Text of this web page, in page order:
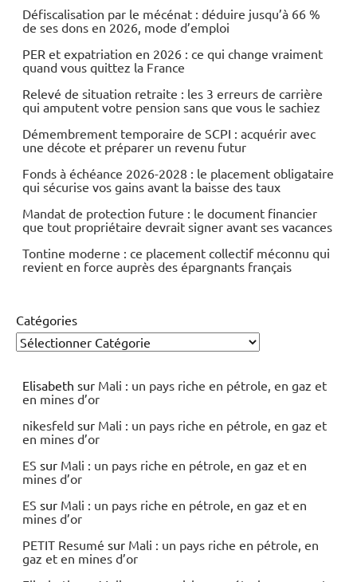
Energies
premières
Défiscalisation par le mécénat : déduire jusqu’à 66 %
de ses dons en 2026, mode d’emploi
PER et expatriation en 2026 : ce qui change vraiment
quand vous quittez la France
Relevé de situation retraite : les 3 erreurs de carrière
qui amputent votre pension sans que vous le sachiez
Démembrement temporaire de SCPI : acquérir avec
une décote et préparer un revenu futur
Fonds à échéance 2026-2028 : le placement obligataire
qui sécurise vos gains avant la baisse des taux
Mandat de protection future : le document financier
que tout propriétaire devrait signer avant ses vacances
Tontine moderne : ce placement collectif méconnu qui
revient en force auprès des épargnants français
Catégories
Elisabeth sur Mali : un pays riche en pétrole, en gaz et
en mines d’or
nikesfeld sur Mali : un pays riche en pétrole, en gaz et
en mines d’or
ES sur Mali : un pays riche en pétrole, en gaz et en
mines d’or
ES sur Mali : un pays riche en pétrole, en gaz et en
mines d’or
PETIT Resumé sur Mali : un pays riche en pétrole, en
gaz et en mines d’or